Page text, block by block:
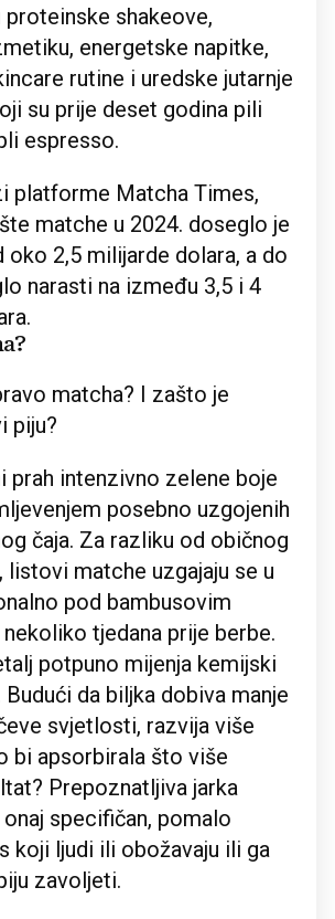
proteinske shakeove,
energetske napitke,
rutine i uredske jutarnje
su prije deset godina pili
espresso.
platforme Matcha Times,
matche u 2024. doseglo je
2,5 milijarde dolara, a do
narasti na između 3,5 i 4
matcha? I zašto je
piju?
prah intenzivno zelene boje
posebno uzgojenih
čaja. Za razliku od običnog
listovi matche uzgajaju se u
pod bambusovim
tjedana prije berbe.
potpuno mijenja kemijski
da biljka dobiva manje
svjetlosti, razvija više
bi apsorbirala što više
Prepoznatljiva jarka
specifičan, pomalo
koji ljudi ili obožavaju ili ga
zavoljeti.